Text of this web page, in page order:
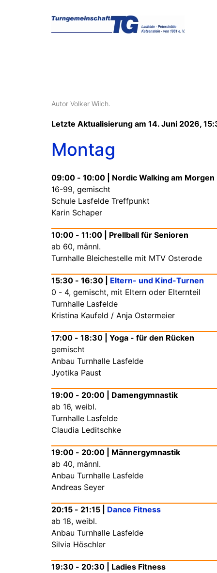
Autor Volker Wilch.
Letzte Aktualisierung am 14. Juni 2026,
Montag
09:00 - 10:00 | Nordic Walking am Morgen
16-99, gemischt
Schule Lasfelde Treffpunkt
Karin Schaper
10:00 - 11:00 | Prellball für Senioren
ab 60, männl.
Turnhalle Bleichestelle mit MTV Osterode
15:30 - 16:30 | Eltern- und Kind-Turnen
0 - 4, gemischt, mit Eltern oder Elternteil
Turnhalle Lasfelde
Kristina Kaufeld / Anja Ostermeier
17:00 - 18:30 | Yoga - für den Rücken
gemischt
Anbau Turnhalle Lasfelde
Jyotika Paust
19:00 - 20:00 | Damengymnastik
ab 16, weibl.
Turnhalle Lasfelde
Claudia Leditschke
19:00 - 20:00 | Männergymnastik
ab 40, männl.
Anbau Turnhalle Lasfelde
Andreas Seyer
20:15 - 21:15 | Dance Fitness
ab 18, weibl.
Anbau Turnhalle Lasfelde
Silvia Höschler
19:30 - 20:30 | Ladies Fitness